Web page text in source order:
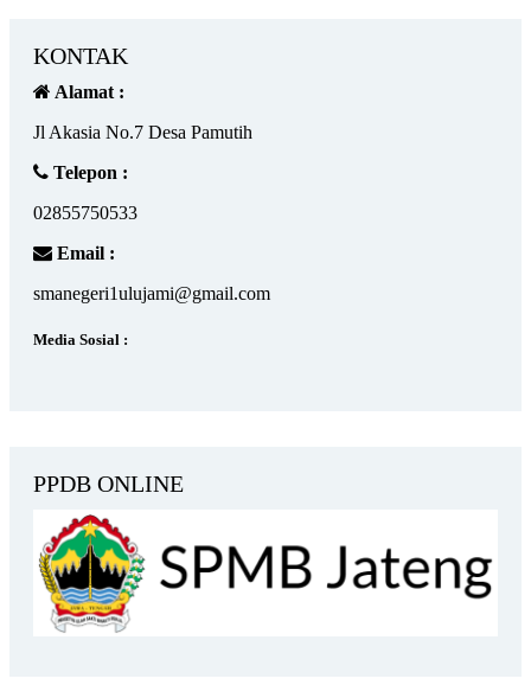
KONTAK
Alamat :
Jl Akasia No.7 Desa Pamutih
Telepon :
02855750533
Email :
smanegeri1ulujami@gmail.com
Media Sosial :
PPDB ONLINE